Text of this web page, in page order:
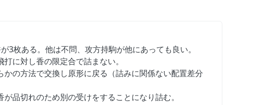
3枚ある。他は不問、攻方持駒が他にあっても良い。
に対し香の限定合で詰まない。
かの方法で交換し原形に戻る（詰みに関係ない配置差分
品切れのため別の受けをすることになり詰む。